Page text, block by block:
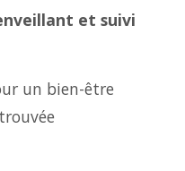
et suivi
un bien-être